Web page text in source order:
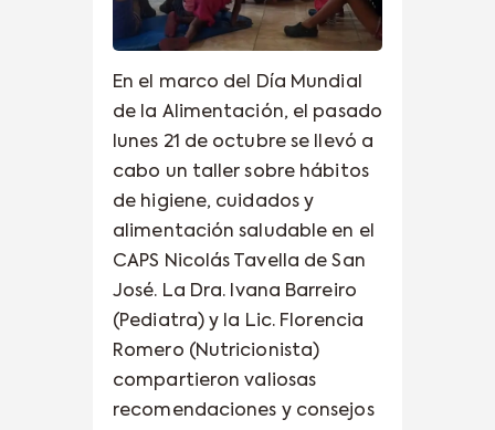
En el marco del Día Mundial
de la Alimentación, el pasado
lunes 21 de octubre se llevó a
cabo un taller sobre hábitos
de higiene, cuidados y
alimentación saludable en el
CAPS Nicolás Tavella de San
José. La Dra. Ivana Barreiro
(Pediatra) y la Lic. Florencia
Romero (Nutricionista)
compartieron valiosas
recomendaciones y consejos